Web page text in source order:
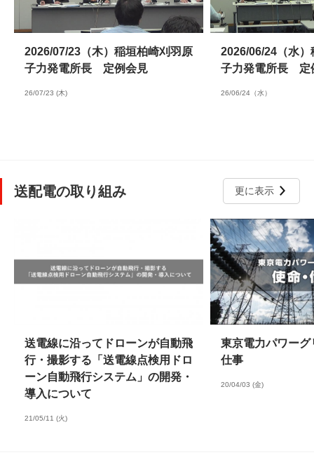
2026/07/23（木）稲垣柏崎刈羽原
子力発電所長 定例会見
26/07/23 (木)
2026/06/24（水
子力発電所長 定
26/06/24（水）
送配電の取り組み 更に表示
送電線に沿ってドローンが自動飛
行・撮影する「送電線点検用ドロ
ーン自動飛行システム」の開発・
導入について
21/05/11 (火)
東京電力パワー
仕事
20/04/03 (金)